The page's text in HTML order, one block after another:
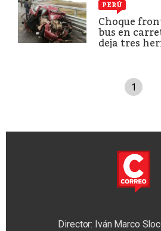
PERÚ
Choque
bus en
deja tres
1
Director: Iván Marco